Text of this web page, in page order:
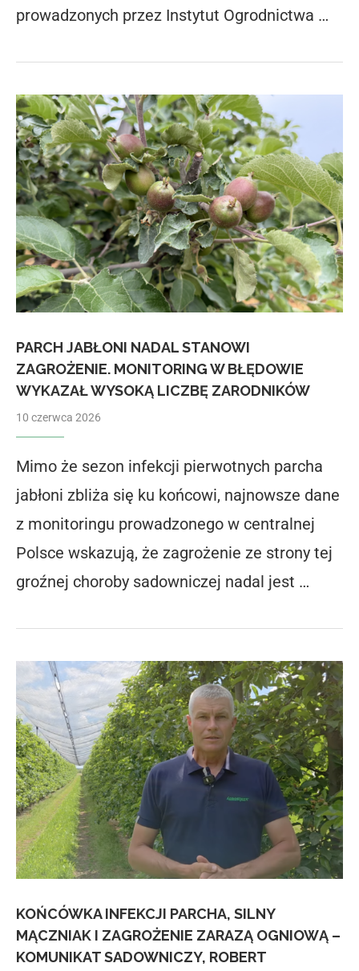
prowadzonych przez Instytut Ogrodnictwa …
PARCH JABŁONI NADAL STANOWI
ZAGROŻENIE. MONITORING W BŁĘDOWIE
WYKAZAŁ WYSOKĄ LICZBĘ ZARODNIKÓW
10 czerwca 2026
Mimo że sezon infekcji pierwotnych parcha
jabłoni zbliża się ku końcowi, najnowsze dane
z monitoringu prowadzonego w centralnej
Polsce wskazują, że zagrożenie ze strony tej
groźnej choroby sadowniczej nadal jest …
KOŃCÓWKA INFEKCJI PARCHA, SILNY
MĄCZNIAK I ZAGROŻENIE ZARAZĄ OGNIOWĄ –
KOMUNIKAT SADOWNICZY, ROBERT